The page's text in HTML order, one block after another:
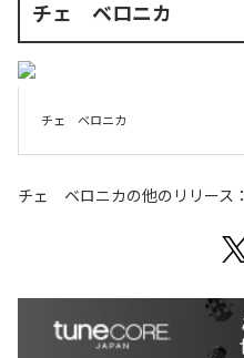
チェ ベロニカ
チェ　ベロニカ
チェ ベロニカの他のリリース：